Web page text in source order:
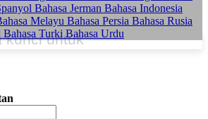
Bahasa Jerman Bahasa Indonesia
Melayu Bahasa Persia Bahasa Rusia
Bahasa TurkiBahasa Urdu